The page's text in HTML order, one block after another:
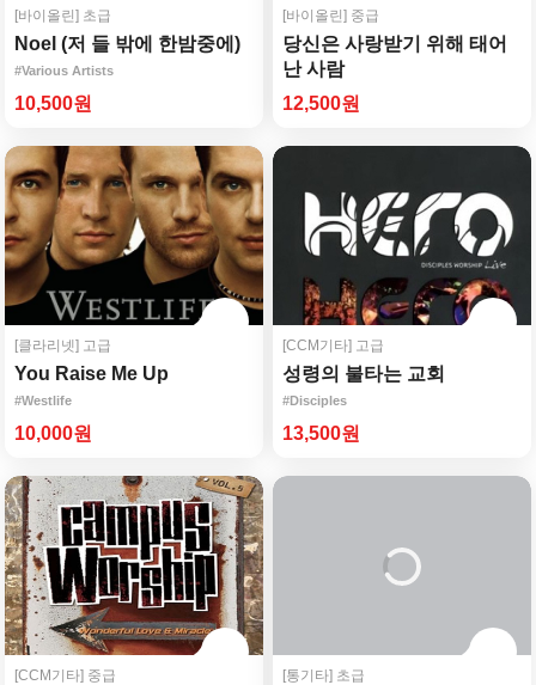
[바이올린] 초급
Noel (저 들 밖에 한밤중에)
#Various Artists
10,500원
[바이올린] 중급
당신은 사랑받기 위해 태어
난 사람
#Various Artists
12,500원
[클라리넷] 고급
You Raise Me Up
#Westlife
10,000원
[CCM기타] 고급
성령의 불타는 교회
#Disciples
13,500원
[CCM기타] 중급 [통기타] 초급